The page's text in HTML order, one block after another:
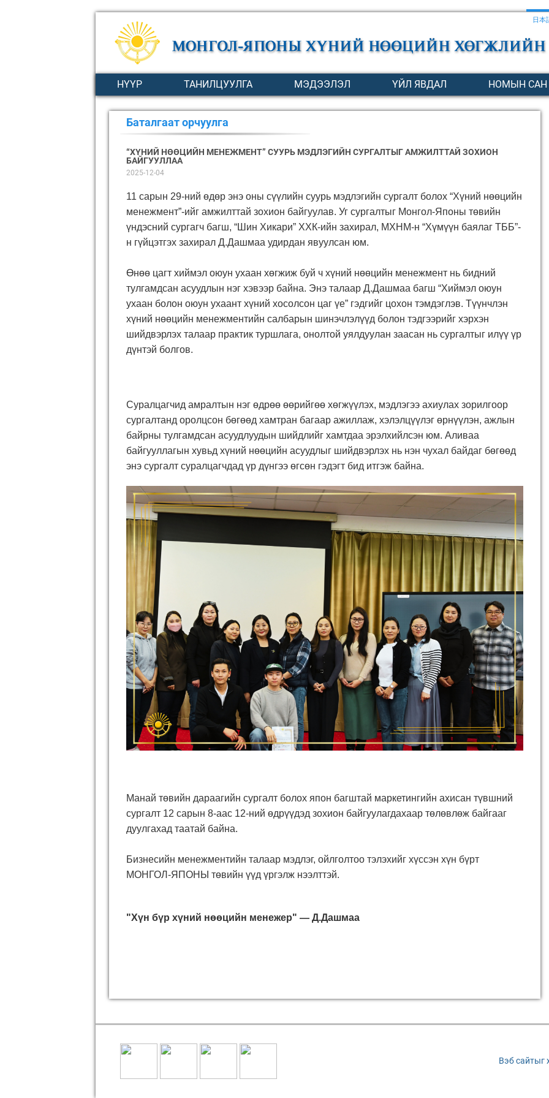
日本
НҮҮР ТАНИЛЦУУЛГА МЭДЭЭЛЭЛ ҮЙЛ ЯВДАЛ НОМЫН САН
Баталгаат орчуулга
“ХҮНИЙ НӨӨЦИЙН МЕНЕЖМЕНТ” СУУРЬ МЭДЛЭГИЙН СУРГАЛТЫГ АМЖИЛТТАЙ ЗОХИОН
БАЙГУУЛЛАА
2025-12-04
11 сарын 29-ний өдөр энэ оны сүүлийн суурь мэдлэгийн сургалт болох “Хүний нөөцийн
менежмент”-ийг амжилттай зохион байгуулав. Уг сургалтыг Монгол-Японы төвийн
үндэсний сургагч багш, “Шин Хикари” ХХК-ийн захирал, МХНМ-н “Хүмүүн баялаг ТББ”-
н гүйцэтгэх захирал Д.Дашмаа удирдан явуулсан юм.
Өнөө цагт хиймэл оюун ухаан хөгжиж буй ч хүний нөөцийн менежментнь бидний
тулгамдсан асуудлын нэг хэвээр байна. Энэ талаар Д.Дашмаа багш “Хиймэл оюун
ухаан болон оюун ухаант хүний хосолсон цаг үе” гэдгийг цохон тэмдэглэв. Түүнчлэн
хүний нөөцийн менежментийн салбарын шинэчлэлүүд болон тэдгээрийг хэрхэн
шийдвэрлэх талаар практик туршлага, онолтой уялдуулан заасан нь сургалтыг илүү үр
дүнтэй болгов.
Суралцагчид амралтын нэг өдрөө өөрийгөө хөгжүүлэх, мэдлэгээ ахиулах зорилгоор
сургалтанд оролцсон бөгөөд хамтран багаар ажиллаж, хэлэлцүүлэг өрнүүлэн, ажлын
байрны тулгамдсан асуудлуудын шийдлийг хамтдаа эрэлхийлсэн юм. Аливаа
байгууллагын хувьд хүний нөөцийн асуудлыг шийдвэрлэх нь нэн чухал байдаг бөгөөд
энэ сургалт суралцагчдад үр дүнгээ өгсөн гэдэгт бид итгэж байна.
Манай төвийн дараагийн сургалт болох япон багштай маркетингийн ахисан түвшний
сургалт 12 сарын 8-аас 12-ний өдрүүдэд зохион байгуулагдахаар төлөвлөж байгааг
дуулгахад таатай байна.
Бизнесийн менежментийн талаар мэдлэг, ойлголтоо тэлэхийг хүссэн хүн бүрт
МОНГОЛ-ЯПОНЫ төвийн үүд үргэлж нээлттэй.
"Хүн бүр хүний нөөцийн менежер" — Д.Дашмаа
Вэб сайтыг